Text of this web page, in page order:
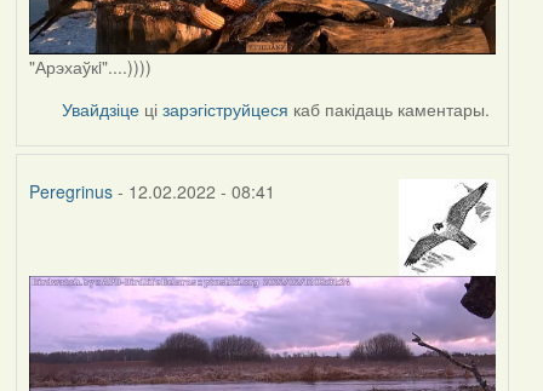
"Арэхаўкi"....))))
Увайдзіце цізарэгіструйцеся каб пакідаць каментары.
Peregrinus- 12.02.2022 - 08:41